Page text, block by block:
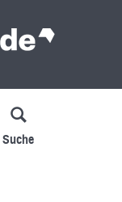
Suche